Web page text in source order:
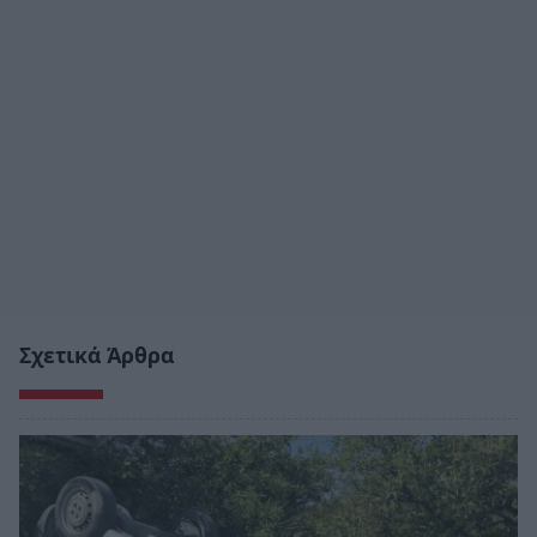
Σχετικά Άρθρα